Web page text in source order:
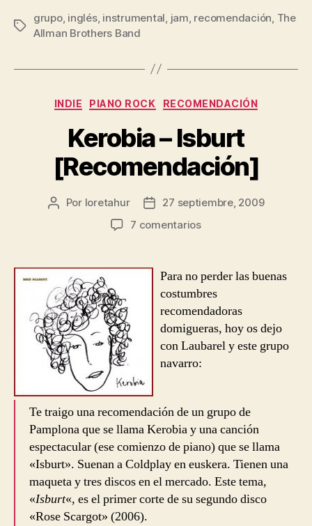
Etiquetas
grupo, inglés, instrumental jam recomendación The
Allman Brothers Band
Categorías
INDIE PIANO ROCK RECOMENDACIÓN
Kerobia – Isburt
[Recomendación]
Autor
Por loretahur
Fecha27 septiembre, 2009
7 comentariosen
Isburt
[Recomendación]
Para no perder las buenas
costumbres
recomendadoras
domigueras, hoy os dejo
con Laubarel y este grupo
navarro:
Te traigo una recomendación de un grupo de
Pamplona que se llama Kerobia y una canción
espectacular (ese comienzo de piano) que se llama
«Isburt». Suenan a Coldplay en euskera. Tienen una
maqueta y tres discos en el mercado. Este tema,
«Isburt«, es el primer corte de su segundo disco
«Rose Scargot» (2006).